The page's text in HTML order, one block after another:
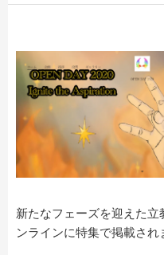
新たなフェーズを迎えた
ンラインに特集で掲載され